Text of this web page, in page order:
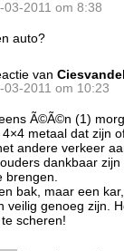
03-2011 om 8:38
auto?
van
03-2011 om 10:23
Ã©Ã©n (1)
metaal dat zijn
andere verkeer
dankbaar
brengen.
bak, maar een
veilig genoeg zijn.
scheren!